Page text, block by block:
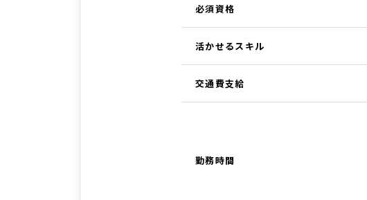
必須資格
活かせるスキル
交通費支給
勤務時間